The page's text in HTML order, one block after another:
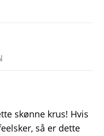
skønne krus! Hvis
så er dette